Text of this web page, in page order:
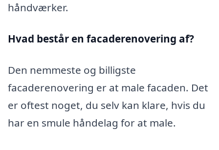
håndværker.
Hvad består en facaderenovering af?
Den nemmeste og billigste
facaderenovering er at male facaden. Det
er oftest noget, du selv kan klare, hvis du
har en smule håndelag for at male.